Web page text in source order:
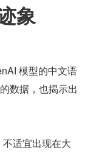
象
模型的中文语
数据，也揭示出